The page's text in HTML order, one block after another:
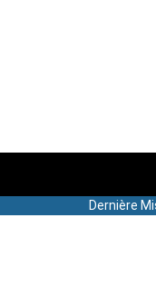
Dernière